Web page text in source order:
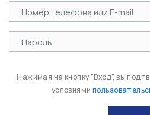
Нажимая на кнопку "Вход", вы
условиями